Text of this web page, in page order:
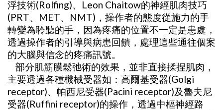
浮技術(Rolfing)、Leon Chaitow的神經肌肉技巧
(PRT、MET、NMT)，操作者的態度從施力的手
轉變為聆聽的手，因為疼痛的位置不一定是患處，
透過操作者的引導與病患回饋，處理這些通往個案
的大腦與信念的疼痛訊號。
部分肌筋膜鬆弛術的效果，並非直接揉捏肌肉，
主要透過各種機械受器如：高爾基受器(Golgi
receptor)、帕西尼受器(Pacini receptor)及魯夫尼
受器(Ruffini receptor)的操作，透過中樞神經路